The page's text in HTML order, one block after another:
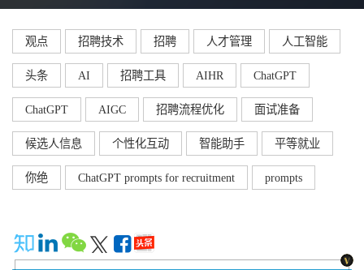
观点 招聘技术 招聘 人才管理 人工智能
头条 AI 招聘工具 AIHR ChatGPT
ChatGPT AIGC 招聘流程优化 面试准备
候选人信息 个性化互动 智能助手 平等就业
你绝 ChatGPT prompts for recruitment prompts